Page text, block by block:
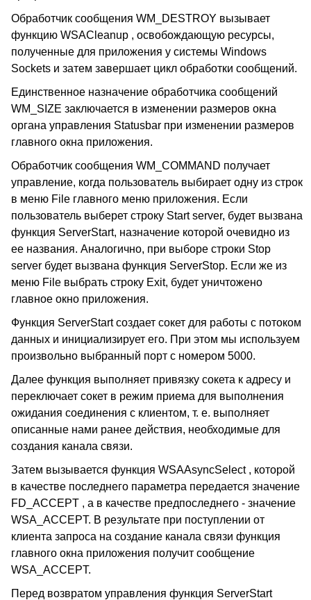
Обработчик сообщения WM_DESTROY вызывает
функцию WSACleanup , освобождающую ресурсы,
полученные для приложения у системы Windows
Sockets и затем завершает цикл обработки сообщений.
Единственное назначение обработчика сообщений
WM_SIZE заключается в изменении размеров окна
органа управления Statusbar при изменении размеров
главного окна приложения.
Обработчик сообщения WM_COMMAND получает
управление, когда пользователь выбирает одну из строк
в меню File главного меню приложения. Если
пользователь выберет строку Start server, будет вызвана
функция ServerStart, назначение которой очевидно из
ее названия. Аналогично, при выборе строки Stop
server будет вызвана функция ServerStop. Если же из
меню File выбрать строку Exit, будет уничтожено
главное окно приложения.
Функция ServerStart создает сокет для работы с потоком
данных и инициализирует его. При этом мы используем
произвольно выбранный порт с номером 5000.
Далее функция выполняет привязку сокета к адресу и
переключает сокет в режим приема для выполнения
ожидания соединения с клиентом, т. е. выполняет
описанные нами ранее действия, необходимые для
создания канала связи.
Затем вызывается функция WSAAsyncSelect , которой
в качестве последнего параметра передается значение
FD_ACCEPT , а в качестве предпоследнего - значение
WSA_ACCEPT. В результате при поступлении от
клиента запроса на создание канала связи функция
главного окна приложения получит сообщение
WSA_ACCEPT.
Перед возвратом управления функция ServerStart